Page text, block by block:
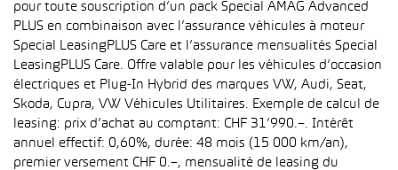
pour toute souscription d’un pack Special AMAG Advanced
PLUS en combinaison avec l’assurance véhicules à moteur
Special LeasingPLUS Care et l’assurance mensualités Special
LeasingPLUS Care. Offre valable pour les véhicules d’occasion
électriques et Plug-In Hybrid des marques VW, Audi, Seat,
Skoda, Cupra, VW Véhicules Utilitaires. Exemple de calcul de
leasing: prix d’achat au comptant: CHF 31’990.–. Intérêt
annuel effectif: 0,60%, durée: 48 mois (15 000 km/an),
premier versement CHF 0.–, mensualité de leasing du